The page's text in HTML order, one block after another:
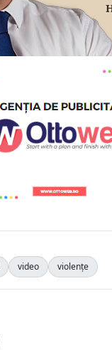
video violențe